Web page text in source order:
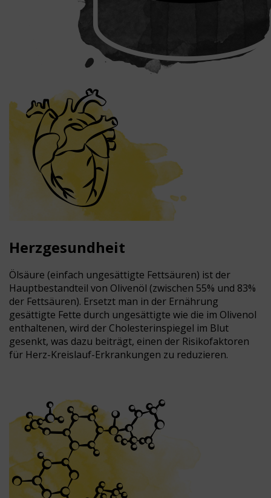
Herzgesundheit
Ölsäure (einfach ungesättigte Fettsäuren) ist der
Hauptbestandteil von Olivenöl (zwischen 55% und 83%
der Fettsäuren). Ersetzt man in der Ernährung
gesättigte Fette durch ungesättigte wie die im Olivenol
enthaltenen, wird der Cholesterinspiegel im Blut
gesenkt, was dazu beiträgt, einen der Risikofaktoren
für Herz-Kreislauf-Erkrankungen zu reduzieren.